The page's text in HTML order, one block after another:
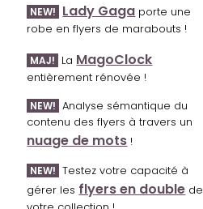
NEW! Lady Gaga porte une
robe en flyers de marabouts !
MAJ! La MagoClock
entièrement rénovée !
NEW! Analyse sémantique du
contenu des flyers à travers un
nuage de mots !
NEW! Testez votre capacité à
gérer les flyers en double de